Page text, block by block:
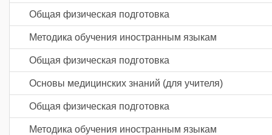
Общая физическая подготовка
Методика обучения иностранным языкам
Общая физическая подготовка
Основы медицинских знаний (для учителя)
Общая физическая подготовка
Методика обучения иностранным языкам